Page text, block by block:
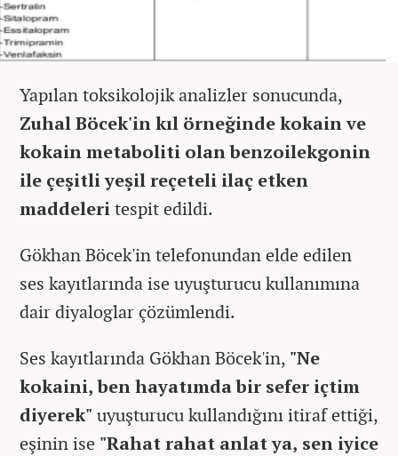
Yapılan toksikolojik analizler sonucunda,
Zuhal Böcek'in kıl örneğinde kokain ve
kokain metaboliti olan benzoilekgonin
ile çeşitli yeşil reçeteli ilaç etken
maddeleritespit edildi.
Gökhan Böcek'in telefonundan elde edilen
ses kayıtlarında ise uyuşturucu kullanımına
dair diyaloglar çözümlendi.
Ses kayıtlarında Gökhan Böcek'in, "Ne
kokaini, ben hayatımda bir sefer içtim
diyerek" uyuşturucu kullandığını itiraf ettiği,
eşinin ise "Rahat rahat anlat ya, sen iyice